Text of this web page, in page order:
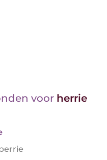
voor herrie